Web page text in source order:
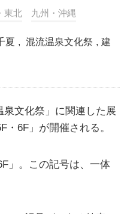
東北 九州・沖縄
夏 , 混流温泉文化祭 , 建
文化祭」に関連した展
・6F」が開催される。
」。この記号は、一体